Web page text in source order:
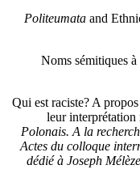
Politeumata and
Noms sémitiques
Qui est raciste? A
leur
Polonais. A la
Actes du colloque
dédié à Joseph